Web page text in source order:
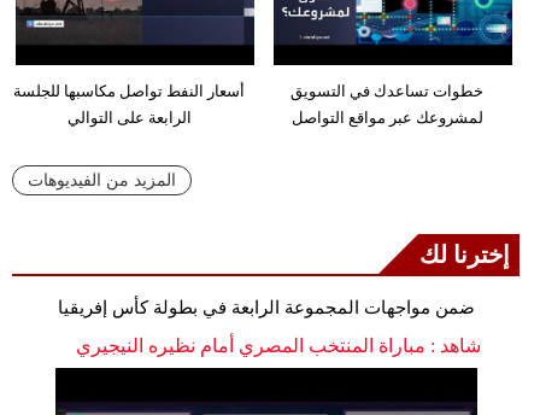
أسعار النفط تواصل مكاسبها للجلسة
الرابعة على التوالي
خطوات تساعدك في التسويق
لمشروعك عبر مواقع التواصل
المزيد من الفيديوهات
إخترنا لك
ضمن مواجهات المجموعة الرابعة في بطولة كأس إفريقيا
شاهد : مباراة المنتخب المصري أمام نظيره النيجيري